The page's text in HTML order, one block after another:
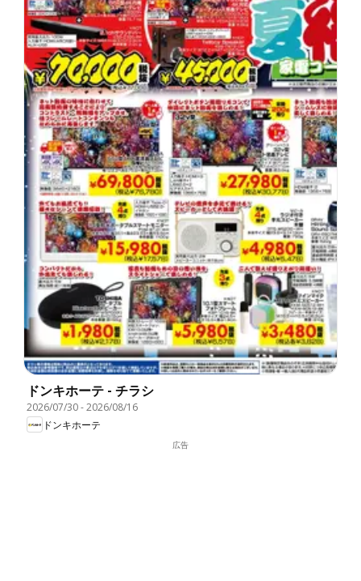
ドンキホーテ - チラシ
2026/07/30-2026/08/16
ドンキホーテ
広告